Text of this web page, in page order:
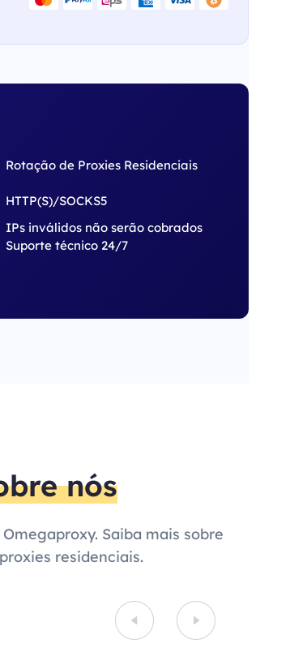
Rotação de Proxies Residenciais
HTTP(S)/SOCKS5
IPs inválidos não serão cobrados
Suporte técnico 24/7
nós
Saiba mais sobre
residenciais.